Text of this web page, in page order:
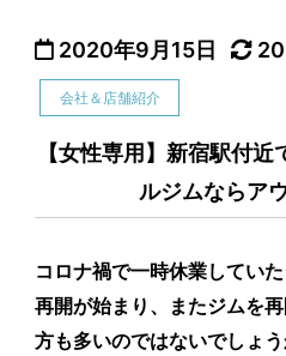
2020年9月15日
会社＆店舗紹介
【女性専用】新宿駅付
ルジムならア
コロナ禍で一時休業してい
再開が始まり、またジムを
方も多いのではないでしょう